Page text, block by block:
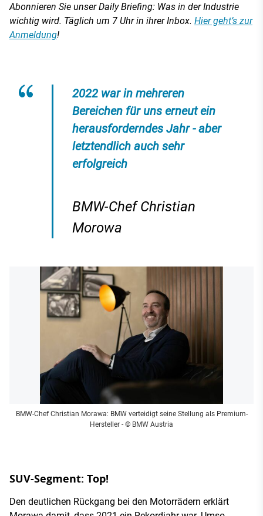
Abonnieren Sie unser Daily Briefing: Was in der Industrie
wichtig wird. Täglich um 7 Uhr in ihrer Inbox. Hier geht’s zur
Anmeldung!
2022 war in mehreren
Bereichen für uns erneut ein
herausforderndes Jahr - aber
letztendlich auch sehr
erfolgreich
BMW-Chef Christian
Morowa
BMW-Chef Christian Morawa: BMW verteidigt seine Stellung als Premium-
Hersteller - © BMW Austria
SUV-Segment: Top!
Den deutlichen Rückgang bei den Motorrädern erklärt